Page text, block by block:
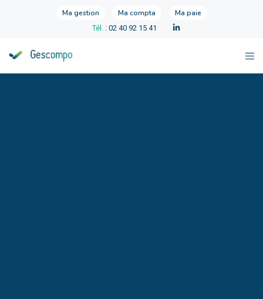
Ma gestion Ma compta Ma paie
Tél. : 02 40 92 15 41